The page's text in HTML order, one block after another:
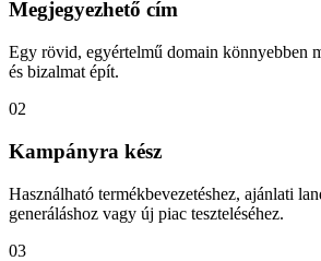
Megjegyezhető cím
Egy rövid, egyértelmű domain könnyebben
és bizalmat épít.
02
Kampányra kész
Használható termékbevezetéshez, ajánlati
generáláshoz vagy új piac teszteléséhez.
03